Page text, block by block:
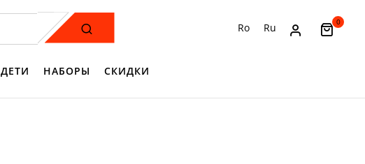
Ro Ru 0
ДЕТИ НАБОРЫ СКИДКИ